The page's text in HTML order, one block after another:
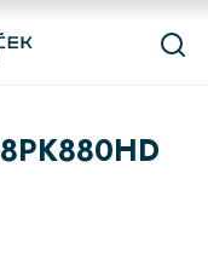
8PK880HD